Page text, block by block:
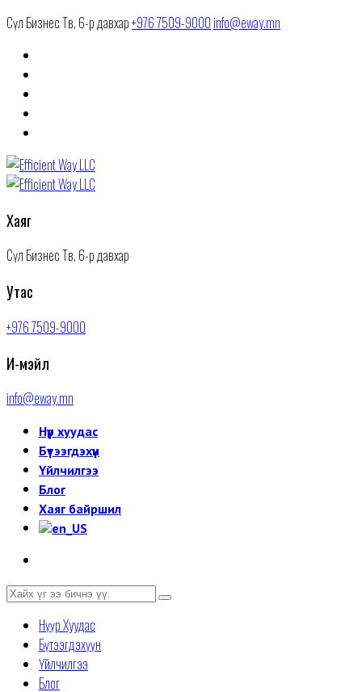
Сөүл Бизнес Төв, 6-р давхар+976 7509-9000 info@eway.mn
Хаяг
Сөүл Бизнес Төв, 6-р давхар
Утас
+976 7509-9000
И-мэйл
info@eway.mn
Нүүр хуудас
Бүтээгдэхүүн
Үйлчилгээ
Блог
Хаяг байршил
Нүүр Хуудас
Бүтээгдэхүүн
Үйлчилгээ
Блог